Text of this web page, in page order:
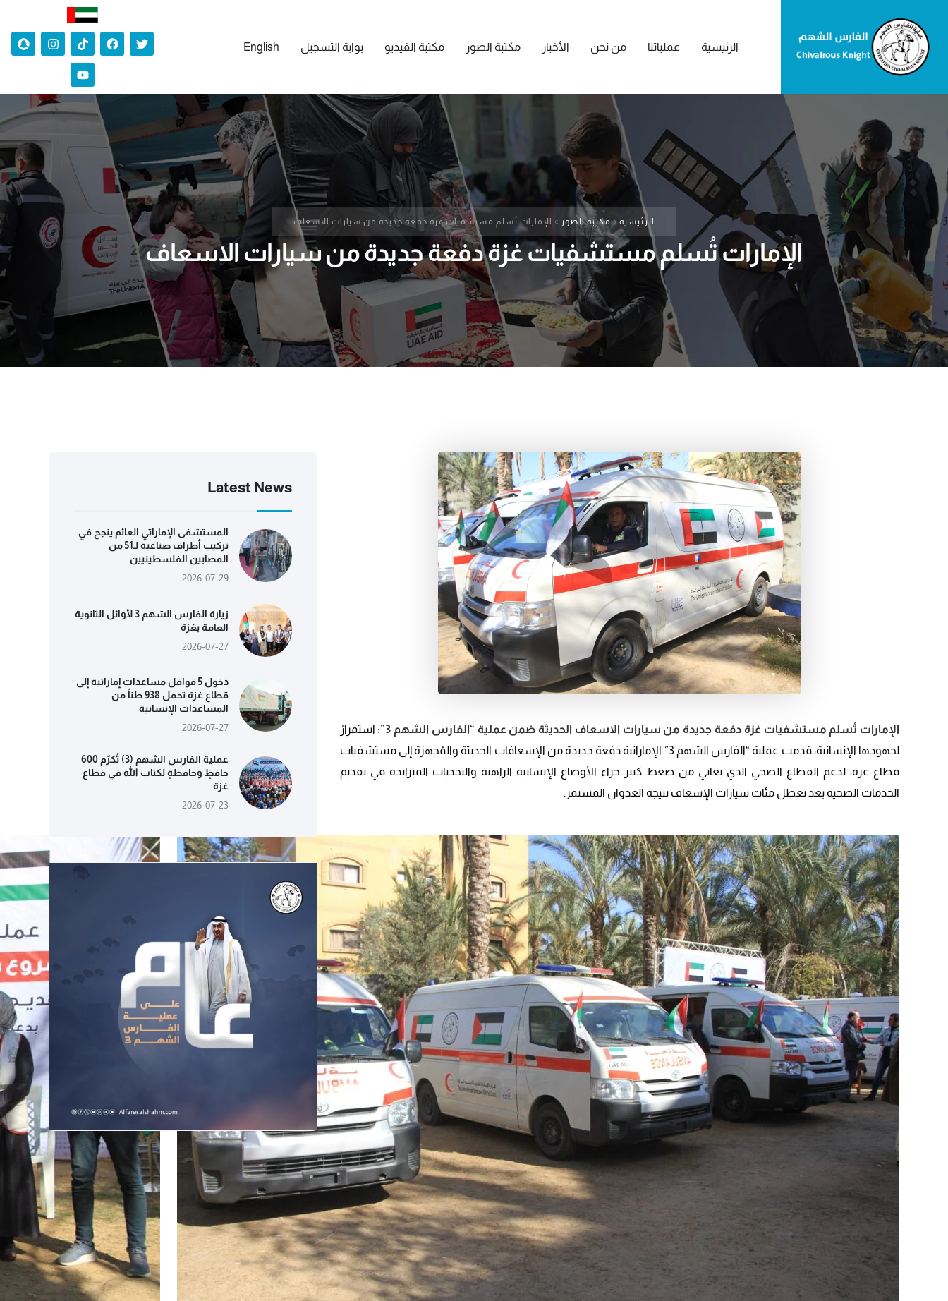
الرئيسية عملياتنا من نحن الأخبار مكتبة الصور مكتبة الفيديو بوابة التسجيل English
الرئيسية »مكتبة الصور » الإمارات تُسلم مستشفيات غزة دفعة جديدة من سيارات الاسعاف
الإمارات تُسلم مستشفيات غزة دفعة جديدة من سيارات الاسعاف
الإمارات تُسلم مستشفيات غزة دفعة جديدة من سيارات الاسعاف الحديثة ضمن عملية “الفارس الشهم 3”:
استمرارً
لجهودها الإنسانية، قدمت عملية “الفارس الشهم 3” الإماراتية دفعة جديدة من الإسعافات الحديثة والمُجهزة إلى مستشفيات
قطاع غزة، لدعم القطاع الصحي الذي يعاني من ضغط كبير جراء الأوضاع الإنسانية الراهنة والتحديات المتزايدة في تقديم
الخدمات الصحية بعد تعطل مئات سيارات الإسعاف نتيجة العدوان المستمر.
Latest News
المستشفى الإماراتي العائم ينجح في
تركيب أطراف صناعية لـ51 من
المصابين الفلسطينيين
2026-07-29
زيارة الفارس الشهم 3 لأوائل الثانوية
العامة بغزة
2026-07-27
دخول 5 قوافل مساعدات إماراتية إلى
قطاع غزة تحمل 938 طناً من
المساعدات الإنسانية
2026-07-27
عملية الفارس الشهم (3) تُكرّم 600
حافظٍ وحافظةٍ لكتاب الله في قطاع
غزة
2026-07-23